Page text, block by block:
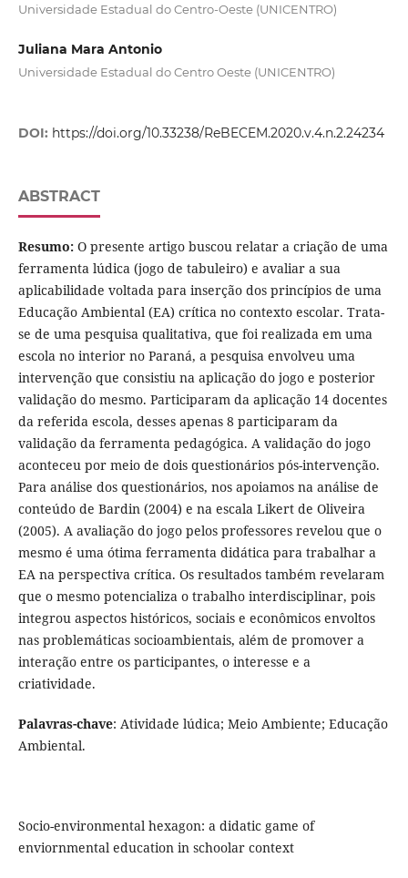
Universidade Estadual do Centro-Oeste (UNICENTRO)
Juliana Mara Antonio
Universidade Estadual do Centro Oeste (UNICENTRO)
DOI: https://doi.org/10.33238/ReBECEM.2020.v.4.n.2.24234
ABSTRACT
Resumo: O presente artigo buscou relatar a criação de uma
ferramenta lúdica (jogo de tabuleiro) e avaliar a sua
aplicabilidade voltada para inserção dos princípios de uma
Educação Ambiental (EA) crítica no contexto escolar. Trata-
se de uma pesquisa qualitativa, que foi realizada em uma
escola no interior no Paraná, a pesquisa envolveu uma
intervenção que consistiu na aplicação do jogo e posterior
validação do mesmo. Participaram da aplicação 14 docentes
da referida escola, desses apenas 8 participaram da
validação da ferramenta pedagógica. A validação do jogo
aconteceu por meio de dois questionários pós-intervenção.
Para análise dos questionários, nos apoiamos na análise de
conteúdo de Bardin (2004) e na escala Likert de Oliveira
(2005). A avaliação do jogo pelos professores revelou que o
mesmo é uma ótima ferramenta didática para trabalhar a
EA na perspectiva crítica. Os resultados também revelaram
que o mesmo potencializa o trabalho interdisciplinar, pois
integrou aspectos históricos, sociais e econômicos envoltos
nas problemáticas socioambientais, além de promover a
interação entre os participantes, o interesse e a
criatividade.
Palavras-chave: Atividade lúdica; Meio Ambiente; Educação
Ambiental.
Socio-environmental hexagon: a didatic game of
enviornmental education in schoolar context